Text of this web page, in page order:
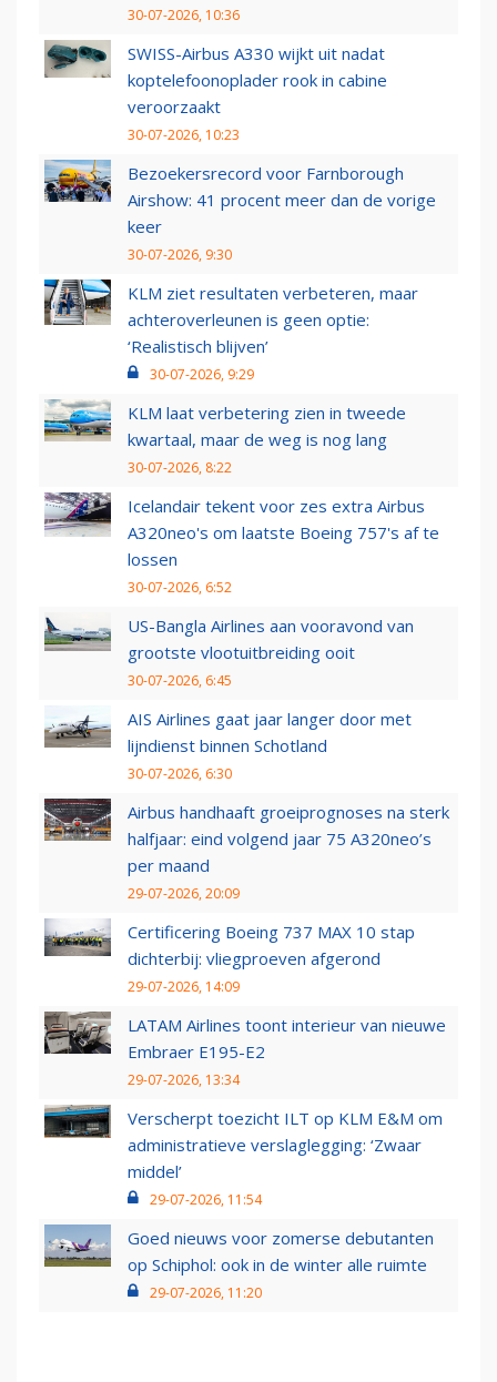
30-07-2026, 10:36
SWISS-Airbus A330 wijkt uit nadat
koptelefoonoplader rook in cabine
veroorzaakt
30-07-2026, 10:23
Bezoekersrecord voor Farnborough
Airshow: 41 procent meer dan de vorige
keer
30-07-2026, 9:30
KLM ziet resultaten verbeteren, maar
achteroverleunen is geen optie:
‘Realistisch blijven’
30-07-2026, 9:29
KLM laat verbetering zien in tweede
kwartaal, maar de weg is nog lang
30-07-2026, 8:22
Icelandair tekent voor zes extra Airbus
A320neo's om laatste Boeing 757's af te
lossen
30-07-2026, 6:52
US-Bangla Airlines aan vooravond van
grootste vlootuitbreiding ooit
30-07-2026, 6:45
AIS Airlines gaat jaar langer door met
lijndienst binnen Schotland
30-07-2026, 6:30
Airbus handhaaft groeiprognoses na sterk
halfjaar: eind volgend jaar 75 A320neo’s
per maand
29-07-2026, 20:09
Certificering Boeing 737 MAX 10 stap
dichterbij: vliegproeven afgerond
29-07-2026, 14:09
LATAM Airlines toont interieur van nieuwe
Embraer E195-E2
29-07-2026, 13:34
Verscherpt toezicht ILT op KLM E&M om
administratieve verslaglegging: ‘Zwaar
middel’
29-07-2026, 11:54
Goed nieuws voor zomerse debutanten
op Schiphol: ook in de winter alle ruimte
29-07-2026, 11:20